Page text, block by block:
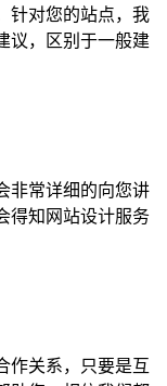
针对您的站点，我
议，区别于一般建
非常详细的向您讲
得知网站设计服务
作关系，只要是互